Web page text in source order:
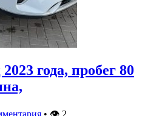
года, пробег 80
• 👁 2